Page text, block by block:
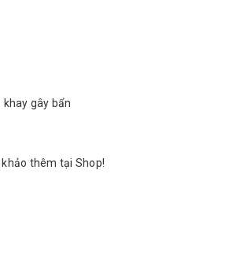
gây bẩn
thêm tại Shop!